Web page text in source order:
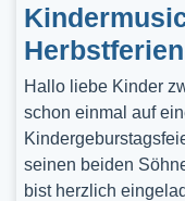
Herbstferien
Hallo liebe Kinder
schon einmal auf
seinen beiden
bist herzlich